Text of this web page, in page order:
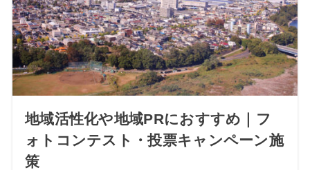
地域活性化や地域PRにおすすめ｜フ
ォトコンテスト・投票キャンペーン施
策